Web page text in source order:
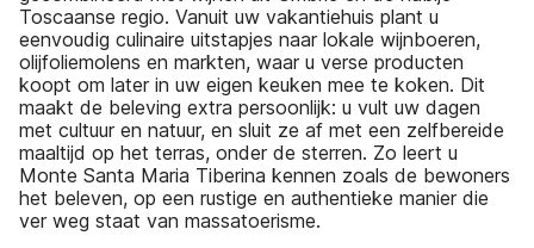
Toscaanse regio. Vanuit uw vakantiehuis plant u
eenvoudig culinaire uitstapjes naar lokale wijnboeren,
olijfoliemolens en markten, waar u verse producten
koopt om later in uw eigen keuken mee te koken. Dit
maakt de beleving extra persoonlijk: u vult uw dagen
met cultuur en natuur, en sluit ze af met een zelfbereide
maaltijd op het terras, onder de sterren. Zo leert u
Monte Santa Maria Tiberina kennen zoals de bewoners
het beleven, op een rustige en authentieke manier die
ver weg staat van massatoerisme.